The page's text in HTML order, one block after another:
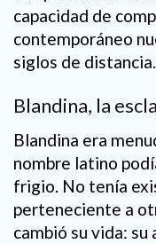
capacidad de
contemporáneo
siglos de distancia.
Blandina, la
Blandina era
nombre latino
frigio. No tenía
perteneciente a
cambió su vida: su